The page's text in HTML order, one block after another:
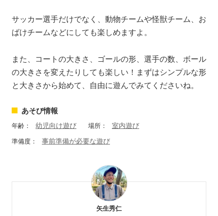
サッカー選手だけでなく、動物チームや怪獣チーム、お
ばけチームなどにしても楽しめますよ。
また、コートの大きさ、ゴールの形、選手の数、ボール
の大きさを変えたりしても楽しい！まずはシンプルな形
と大きさから始めて、自由に遊んでみてくださいね。
あそび情報
年齢： 幼児向け遊び 場所： 室内遊び
準備度： 事前準備が必要な遊び
矢生秀仁